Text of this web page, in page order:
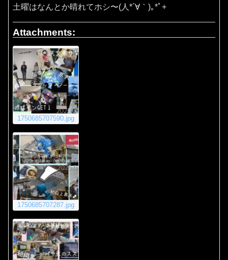
土曜はなんとか晴れてホシ〜(⁠人⁠*⁠´⁠∀⁠｀⁠)⁠｡⁠*ﾟ⁠+
Attachments:
1750685707590.jpg
1750685707287.jpg